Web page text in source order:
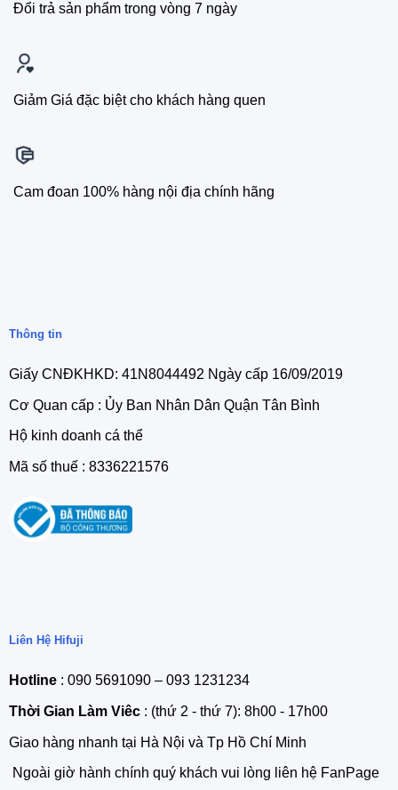
Đổi trả sản phẩm trong vòng 7 ngày
Giảm Giá đặc biệt cho khách hàng quen
Cam đoan 100% hàng nội địa chính hãng
Thông tin
Giấy CNĐKHKD: 41N8044492 Ngày cấp 16/09/2019
Cơ Quan cấp : Ủy Ban Nhân Dân Quận Tân Bình
Hộ kinh doanh cá thể
Mã số thuế : 8336221576
Liên Hệ Hifuji
Hotline: 090 5691090 – 093 1231234
Thời Gian Làm Viêc: (thứ 2 - thứ 7): 8h00 - 17h00
Giao hàng nhanh tại Hà Nội và Tp Hồ Chí Minh
Ngoài giờ hành chính quý khách vui lòng liên hệ FanPage